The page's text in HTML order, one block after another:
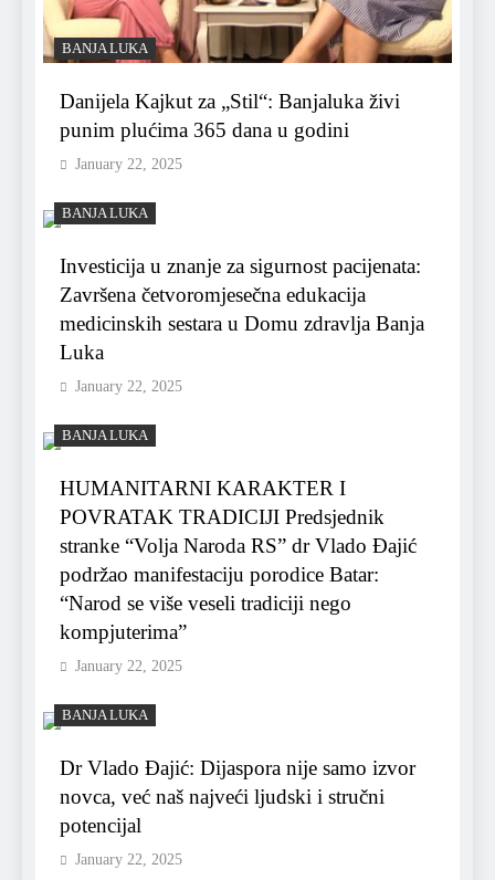
BANJA LUKA
Danijela Kajkut za „Stil“: Banjaluka živi
punim plućima 365 dana u godini
January 22, 2025
BANJA LUKA
Investicija u znanje za sigurnost pacijenata:
Završena četvoromjesečna edukacija
medicinskih sestara u Domu zdravlja Banja
Luka
January 22, 2025
BANJA LUKA
HUMANITARNI KARAKTER I
POVRATAK TRADICIJI Predsjednik
stranke “Volja Naroda RS” dr Vlado Đajić
podržao manifestaciju porodice Batar:
“Narod se više veseli tradiciji nego
kompjuterima”
January 22, 2025
BANJA LUKA
Dr Vlado Đajić: Dijaspora nije samo izvor
novca, već naš najveći ljudski i stručni
potencijal
January 22, 2025